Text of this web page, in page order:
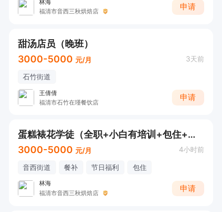
林海
福清市音西三秋烘焙店
申请
甜汤店员（晚班）
3000-5000 元/月 3天前
石竹街道
王倩倩
福清市石竹在瑾餐饮店
申请
蛋糕裱花学徒（全职+小白有培训+包住+餐补+节日福利+生日福利）
3000-5000 元/月 4小时前
音西街道 餐补 节日福利 包住
林海
福清市音西三秋烘焙店
申请